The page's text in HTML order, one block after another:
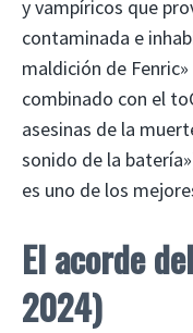
y vampíricos que
contaminada e
maldición de
combinado con el
asesinas de la
sonido de la
es uno de los
El acorde
2024)